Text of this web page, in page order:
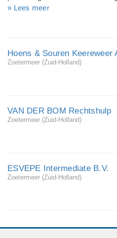
en spreken Nederlands,
talen werken wij nauw samen
enerzijds en die tussen
» Lees meer
Hoens & Souren Keereweer
Zoetermeer (Zuid-Holland)
VAN DER BOM Rechtshulp
Zoetermeer (Zuid-Holland)
ESVEPE Intermediate B.V.
Zoetermeer (Zuid-Holland)